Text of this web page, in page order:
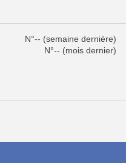
N°-- (semaine dernière)
N°-- (mois dernier)